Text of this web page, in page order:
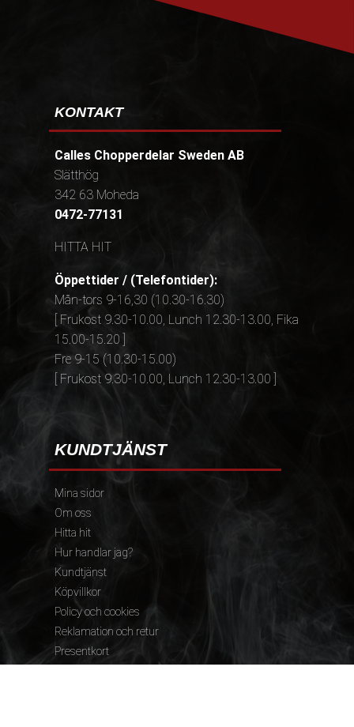
KONTAKT
Calles Chopperdelar Sweden AB
Slätthög
342 63 Moheda
0472-77131
HITTA HIT
Öppettider / (Telefontider):
Mån-tors 9-16,30 (10.30-16.30)
[ Frukost 9.30-10.00, Lunch 12.30-13.00, Fika
15.00-15.20 ]
Fre 9-15 (10.30-15.00)
[ Frukost 9.30-10.00, Lunch 12.30-13.00 ]
KUNDTJÄNST
Mina sidor
Om oss
Hitta hit
Hur handlar jag?
Kundtjänst
Köpvillkor
Policy och cookies
Reklamation och retur
Presentkort